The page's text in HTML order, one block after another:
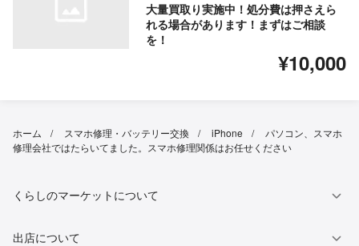
大量買取り実施中！処分費は押さえら
れる場合があります！まずはご相談
を！
¥10,000
ホーム スマホ修理・バッテリー交換 iPhone
パソコン、スマホ
修理会社ではたらいてました。スマホ修理関係はお任せください
くらしのマーケットについて
出店について